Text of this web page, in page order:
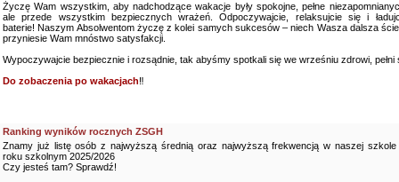
Życzę Wam wszystkim, aby nadchodzące wakacje były spokojne, pełne
ale przede wszystkim bezpiecznych wrażeń. Odpoczywajcie, relaksujcie się i
baterie! Naszym Absolwentom życzę z kolei samych sukcesów – niech Wasza dalsza
przyniesie Wam mnóstwo satysfakcji.
Wypoczywajcie bezpiecznie i rozsądnie, tak abyśmy spotkali się we wrześniu zdrowi, pełni
Do zobaczenia po wakacjach‼️
Ranking wyników rocznych ZSGH
Znamy już listę osób z najwyższą średnią oraz najwyższą frekwencją w naszej szkole
roku szkolnym 2025/2026
Czy jesteś tam? Sprawdź!